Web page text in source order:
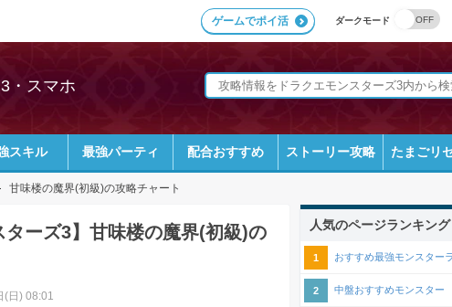
ダークモード
ゲームでポイ活
・スマホ
スキル 最強パーティ 配合おすすめ ストーリー攻略 たまごリ
甘味楼の魔界(初級)の攻略チャート
ターズ3】甘味楼の魔界(初級)の
(日) 08:01
人気のページランキング
おすすめ最強モンスター
中盤おすすめモンスター